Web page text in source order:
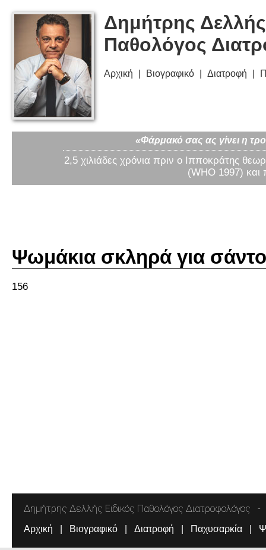
Δημήτρης
Παθολόγος
Αρχική Βιογραφικό Διατροφή
«Φάρμακό σας ας γίνει η
2,5 χιλιάδες χρόνια πριν ο Ιπποκράτης
(WHO 1997) και
Ψωμάκια σκληρά για
156
Δημήτρης Δελλής Ειδικός Παθολόγος Διατροφολόγος
Αρχική Βιογραφικό Διατροφή Παχυσαρκία